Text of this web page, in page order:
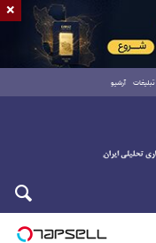
تبلیغات آرشیو
×